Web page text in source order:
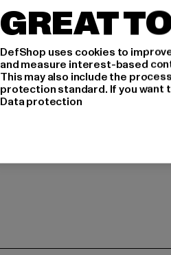
GREAT
DefShop uses cookies to
and measure interest-based
This may also include the
protection standard. If you want
Data protection